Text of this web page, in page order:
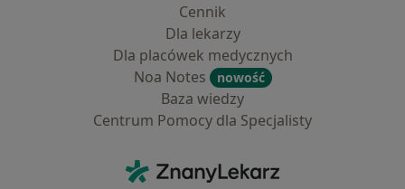
Cennik
Dla lekarzy
Dla placówek medycznych
Noa Notes
nowość
Baza wiedzy
Centrum Pomocy dla Specjalisty
ZnanyLekarz - Strona główna